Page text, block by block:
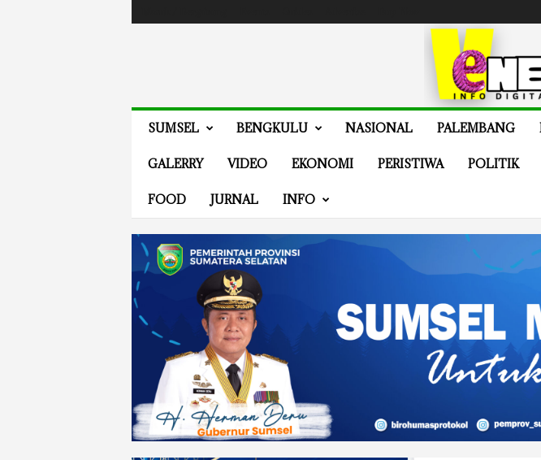
SUMSEL BENGKULU NASIONAL PALEMBANG
GALERRY VIDEO EKONOMI PERISTIWA POLITIK
FOOD JURNAL INFO